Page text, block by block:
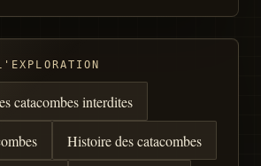
catacombes interdites
Histoire des catacombes